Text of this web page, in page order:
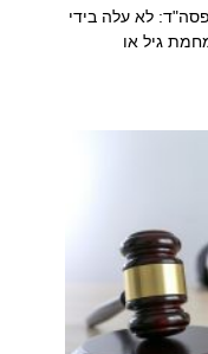
דחה תביעה של עובד שפוטר בגיל 65; פסה"ד: לא עלה בידי
גיל או